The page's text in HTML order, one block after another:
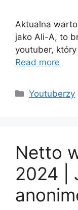
Aktualna
jako Ali-A, to
youtuber,
Read more
Categories
Youtuberzy
Netto
2024 |